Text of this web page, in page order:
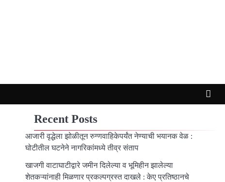
Recent Posts
आजारी वृद्धेला झोळीतून रुग्णवाहिकेपर्यंत नेण्याची भयानक वेळ :
घोटीतील घटनेने नागरिकांमध्ये तीव्र संताप
खाजगी वाटाघाटीद्वारे जमीन दिलेल्या व भूमिहीन झालेल्या
शेतकऱ्यांनाही मिळणार प्रकल्पग्रस्त दाखले : केए प्रतिष्ठानचे